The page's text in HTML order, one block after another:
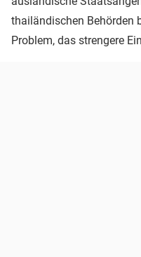
thailändischen Behörden
Problem, das strengere